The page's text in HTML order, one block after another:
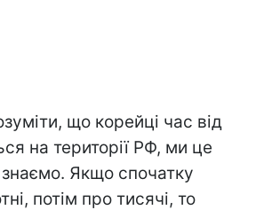
що корейці час від
на території РФ, ми це
Якщо спочатку
потім про тисячі, то